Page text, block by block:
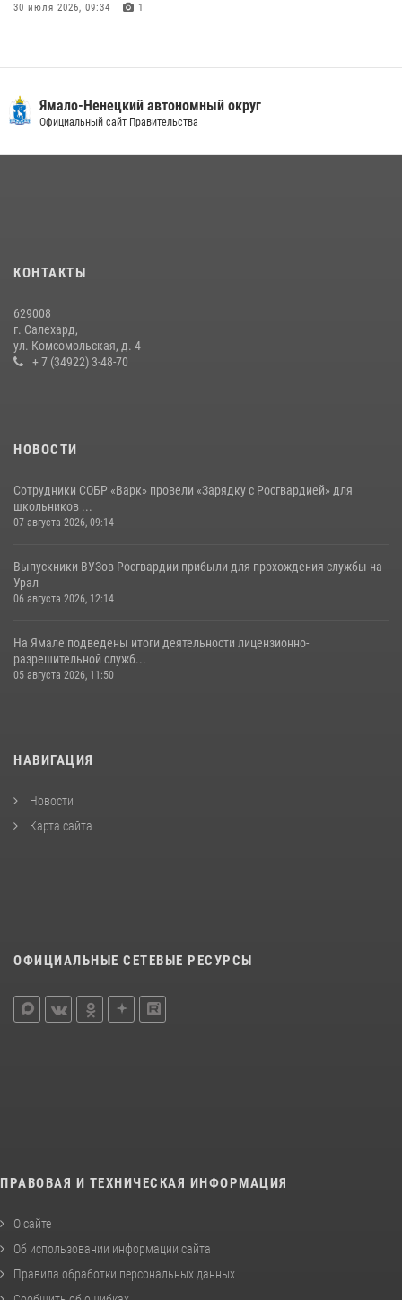
30 июля 2026, 09:34 1
18 июля 2026, 09:36 3
«Росгвардия. Вехи истории»: войска правопорядка на охране
стратегических объектов поверженной Германии (видео)
20 июля 2026, 09:03
Ямало-Ненецкий автономный округ
Официальный сайт Правительства
КОНТАКТЫ
629008
г. Салехард,
ул. Комсомольская, д. 4
+ 7 (34922) 3-48-70
НОВОСТИ
Сотрудники СОБР «Варк» провели «Зарядку с Росгвардией» для
школьников ...
07 августа 2026, 09:14
Выпускники ВУЗов Росгвардии прибыли для прохождения службы на
Урал
06 августа 2026, 12:14
На Ямале подведены итоги деятельности лицензионно-
разрешительной служб...
05 августа 2026, 11:50
НАВИГАЦИЯ
Новости
Карта сайта
ОФИЦИАЛЬНЫЕ СЕТЕВЫЕ РЕСУРСЫ
ПРАВОВАЯ И ТЕХНИЧЕСКАЯ ИНФОРМАЦИЯ
О сайте
Об использовании информации сайта
Правила обработки персональных данных